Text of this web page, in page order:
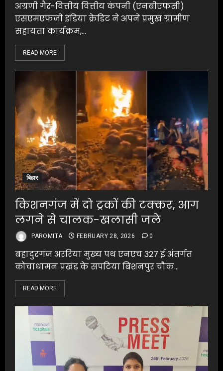
अग्रणी गैर-वित्तीय वित्तीय कंपनी (एनबीएफसी)
एसएमएफजी इंडिया क्रेडिट ने अपने प्रमुख ग्रामीण
सहायता कार्यक्रम,...
READ MORE
बिहार
किशनगंज में दो ट्रकों की टक्कर, आग
लगने से चालक-खलासी जले
PAROMITA FEBRUARY 28, 2026 0
बहादुरगंज अररिया मुख्य पथ एनएच 327 ई अंतर्गत
कोचाधामन प्रखंड के सपटिया बिशनपुर चौक...
READ MORE